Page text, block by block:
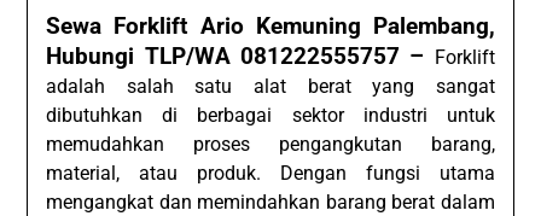
Sewa Forklift Ario Kemuning Palembang,
Hubungi TLP/WA 081222555757 –
Forklift
adalah salah satu alat berat yang sangat
dibutuhkan di berbagai sektor industri untuk
memudahkan proses pengangkutan barang,
material, atau produk. Dengan fungsi utama
mengangkat dan memindahkan barang berat dalam